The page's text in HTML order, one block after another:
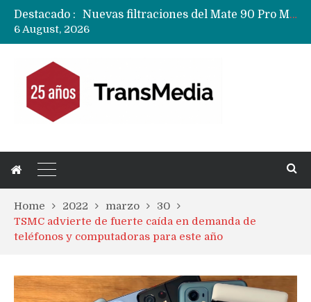
Destacado :
Nuevas filtraciones del Mate 90 Pro Max apuntan a potenciar las cámaras y pantalla OLED doble capa
6 August, 2026
Home 2022 marzo
30
TSMC advierte de fuerte caída en demanda de
teléfonos y computadoras para este año